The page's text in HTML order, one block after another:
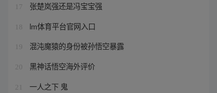
17 张楚岚强还是冯宝宝强
18 lm体育平台官网入口
19 混沌魔猿的身份被孙悟空暴露
20 黑神话悟空海外评价
21 一人之下 鬼